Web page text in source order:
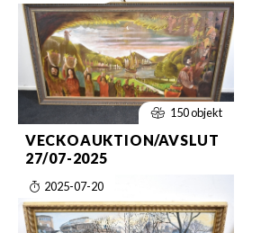
150 objekt
VECKOAUKTION/AVSLUT
27/07-2025
2025-07-20